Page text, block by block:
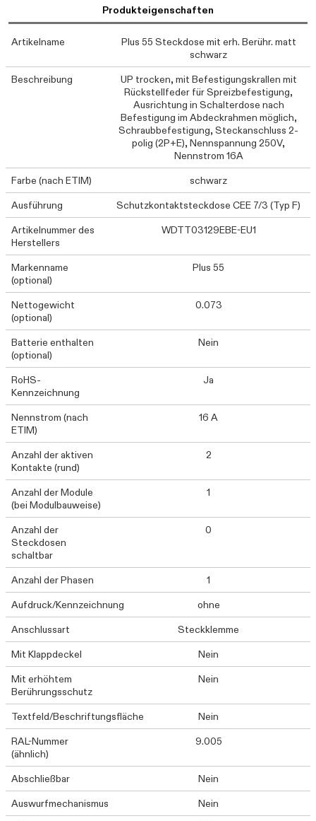
Produkteigenschaften
Artikelname
Plus 55 Steckdose mit erh. Berühr. matt
schwarz
Beschreibung
UP trocken, mit Befestigungskrallen mit
Rückstellfeder für Spreizbefestigung,
Ausrichtung in Schalterdose nach
Befestigung im Abdeckrahmen möglich,
Schraubbefestigung, Steckanschluss 2-
polig (2P+E), Nennspannung 250V,
Nennstrom 16A
Farbe (nach ETIM)
schwarz
Ausführung
Schutzkontaktsteckdose CEE 7/3 (Typ F)
Artikelnummer des
Herstellers
WDTT03129EBE-EU1
Markenname
(optional)
Plus 55
Nettogewicht
(optional)
0.073
Batterie enthalten
(optional)
Nein
RoHS-
Kennzeichnung
Ja
Nennstrom (nach
ETIM)
16 A
Anzahl der aktiven
Kontakte (rund)
2
Anzahl der Module
(bei Modulbauweise)
1
Anzahl der
Steckdosen
schaltbar
0
Anzahl der Phasen
1
Aufdruck/Kennzeichnung
ohne
Anschlussart
Steckklemme
Mit Klappdeckel
Nein
Mit erhöhtem
Berührungsschutz
Nein
Textfeld/Beschriftungsfläche
Nein
RAL-Nummer
(ähnlich)
9.005
Abschließbar
Nein
Auswurfmechanismus
Nein